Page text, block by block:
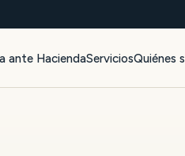
ante HaciendaServiciosQuiénes